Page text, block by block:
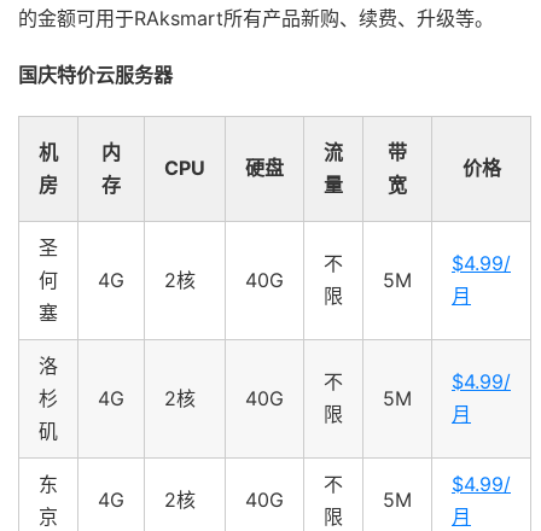
的金额可用于RAksmart所有产品新购、续费、升级等。
国庆特价云服务器
机
房
内
存
CPU 硬盘
流
量
带
宽
价格
圣
何
塞
4G 2核 40G
不
限
5M
$4.99/
月
洛
杉
矶
4G 2核 40G
不
限
5M
$4.99/
月
东
京
4G 2核 40G
不
限
5M
$4.99/
月